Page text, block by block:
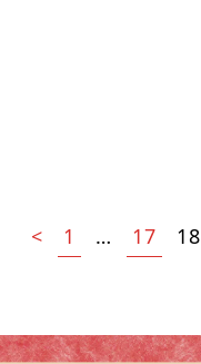
< 1 … 17 18